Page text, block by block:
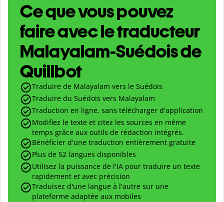
Ce que vous pouvez
faire avec le traducteur
Malayalam-Suédois de
Quillbot
Traduire de Malayalam vers le Suédois
Traduire du Suédois vers Malayalam
Traduction en ligne, sans télécharger d'application
Modifiez le texte et citez les sources en même
temps grâce aux outils de rédaction intégrés.
Bénéficier d'une traduction entièrement gratuite
Plus de 52 langues disponibles
Utilisez la puissance de l'IA pour traduire un texte
rapidement et avec précision
Traduisez d'une langue à l'autre sur une
plateforme adaptée aux mobiles